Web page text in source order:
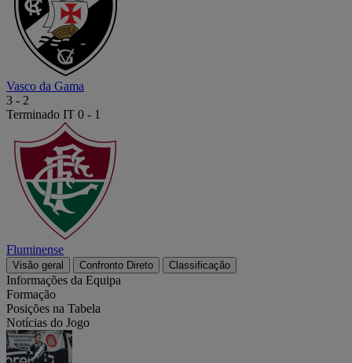
Vasco da Gama
3 - 2
Terminado IT 0 - 1
Fluminense
Visão geral Confronto Direto Classificação
Informações da Equipa
Formação
Posições na Tabela
Notícias do Jogo